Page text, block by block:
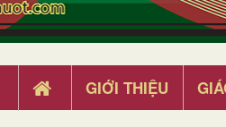
GIỚI THIỆU